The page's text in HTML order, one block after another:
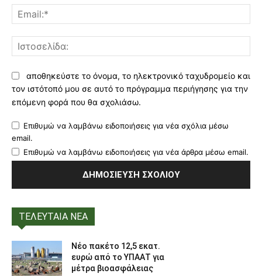
αποθηκεύστε το όνομα, το ηλεκτρονικό ταχυδρομείο και
τον ιστότοπό μου σε αυτό το πρόγραμμα περιήγησης για την
επόμενη φορά που θα σχολιάσω.
Επιθυμώ να λαμβάνω ειδοποιήσεις για νέα σχόλια μέσω
email.
Επιθυμώ να λαμβάνω ειδοποιήσεις για νέα άρθρα μέσω email.
ΤΕΛΕΥΤΑΙΑ ΝΕΑ
Νέο πακέτο 12,5 εκατ.
ευρώ από το ΥΠΑΑΤ για
μέτρα βιοασφάλειας